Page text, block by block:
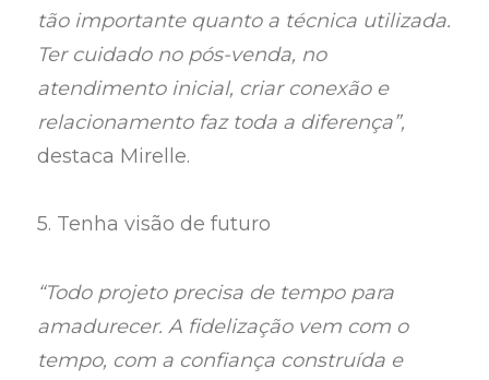
tão importante quanto a técnica utilizada.
Ter cuidado no pós-venda, no
atendimento inicial, criar conexão e
relacionamento faz toda a diferença”,
destaca Mirelle.
5. Tenha visão de futuro
“Todo projeto precisa de tempo para
amadurecer. A fidelização vem com o
tempo, com a confiança construída e